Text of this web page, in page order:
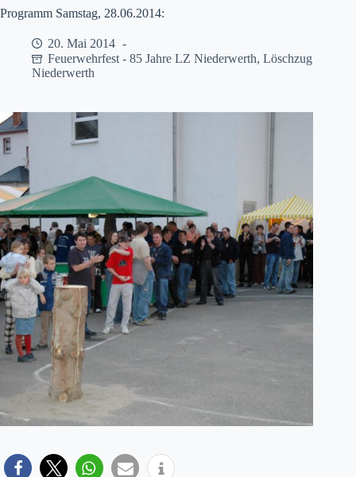
Programm Samstag, 28.06.2014:
20. Mai 2014
Feuerwehrfest - 85 Jahre LZ Niederwerth, Löschzug
Niederwerth